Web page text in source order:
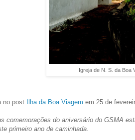
Igreja de N. S. da Boa
no post Ilha da Boa Viagem em 25 de
comemorações do aniversário do GSMA
primeiro ano de caminhada.